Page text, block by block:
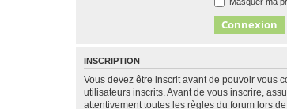
INSCRIPTION
Vous devez être inscrit avant de pouvoir vous
utilisateurs inscrits. Avant de vous inscrire,
attentivement toutes les règles du forum lors